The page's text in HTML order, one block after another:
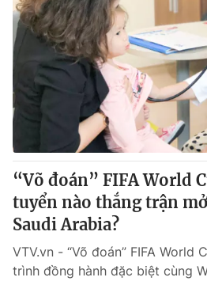
Theo dõi báo trên
Cơ quan chủ quản:Đài Truyền hình
Cơ quan báo chí:Thời báo VTV
Giấy phép hoạt động báo in và báo
cấp ngày 29/12/2023
Tổng Biên tập:Vũ Thanh Thủy
Phó Tổng Biên tập:Nguyễn Thị Mỹ
Nguyễn Trọng Ninh
Tổng đài VTV:024.38 355 931 -
Ðiện thoại Thời báo VTV:
toasoan@vtv.vn
Liên hệ quảng cáo:024-7300.7108
“Võ đoán” FIFA World
tuyển nào thắng trận
Saudi Arabia?
VTV.vn - “Võ đoán” FIFA World
trình đồng hành đặc biệt cùng